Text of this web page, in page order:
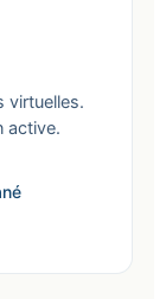
virtuelles.
active.